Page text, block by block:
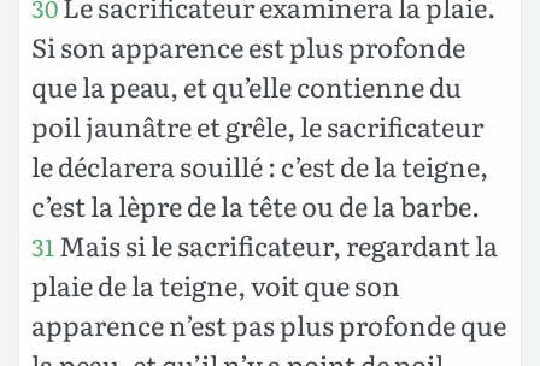
30
Si son apparence est plus profonde
que la peau, et qu’elle contienne du
poil jaunâtre et grêle, le sacrificateur
le déclarera souillé : c’est de la teigne,
c’est la lèpre de la tête ou de la barbe.
31 Mais si le sacrificateur, regardant la
plaie de la teigne, voit que son
apparence n’est pas plus profonde que